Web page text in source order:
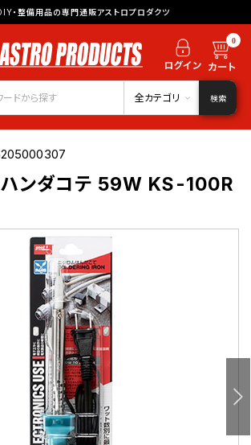
・整備用品の専門通販アストロプロダクツ
0
全カテゴリ 検索
ンダコテ 59W KS-100R